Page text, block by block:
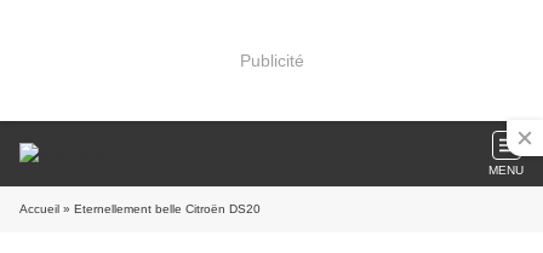
Publicité
MENU
Accueil » Eternellement belle Citroën DS20